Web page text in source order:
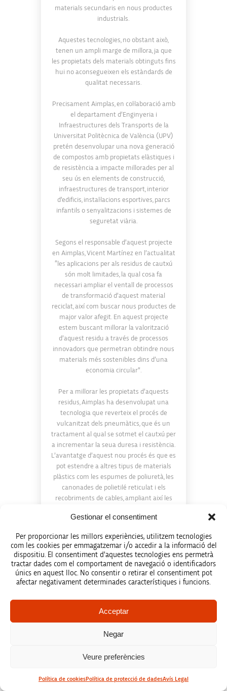
Gestionar el consentiment
Per proporcionar les millors experiències, utilitzem tecnologies
com les cookies per emmagatzemar i/o accedir a la informació del
dispositiu. El consentiment d'aquestes tecnologies ens permetrà
tractar dades com el comportament de navegació o identificadors
únics en aquest lloc. No consentir o retirar el consentiment pot
afectar negativament determinades característiques i funcions.
Acceptar
Negar
Veure preferències
Política de cookiesPolítica de protecció de dadesAvís Legal
materials secundaris en nous productes
industrials.
Aquestes tecnologies, no obstant això,
tenen un ampli marge de millora, ja que
les propietats dels materials obtinguts fins
hui no aconsegueixen els estàndards de
qualitat necessaris.
Precisament Aimplas, en col·laboració amb
el departament d’Enginyeria i
Infraestructures dels Transports de la
Universitat Politècnica de València (UPV)
pretén desenvolupar una nova generació
de compostos amb propietats elàstiques i
de resistència a impacte millorades per al
seu ús en elements de construcció,
infraestructures de transport, interior
d’edificis, instal·lacions esportives, parcs
infantils o senyalitzacions i sistemes de
seguretat viària.
Segons el responsable d’aquest projecte
en Aimplas, Vicent Martínez en l’actualitat
“les aplicacions per als residus de cautxú
són molt limitades, la qual cosa fa
necessari ampliar el ventall de processos
de transformació d’aquest material
reciclat, així com buscar nous productes de
major valor afegit. En aquest projecte
estem buscant millorar la valorització
d’aquest residu a través de processos
innovadors que permetran obtindre nous
materials més sostenibles dins d’una
economia circular”.
Per a millorar les propietats d’aquests
residus, Aimplas ha desenvolupat una
tecnologia que reverteix el procés de
vulcanitzat dels pneumàtics, que és un
tractament al qual se sotmet el cautxú per
a incrementar la seua duresa i resistència.
L’avantatge d’aquest nou procés és que es
pot estendre a altres tipus de materials
plàstics com les espumes de poliuretà, les
canonades de polietilé reticulat i els
recobriments de cables, ampliant així les
d’aquest tipus de residus.
Col·laboració en innovació
D’aquesta manera, Recicautxu preveu
posar en valor les investigacions que
Aimplas ha vingut desenvolupant al llarg
d’investigació d’Enginyeria Ferroviària,
Infraestructures dels Transports de la UPV,
elements produïts amb materials
aquests productes a tests de rigidesa